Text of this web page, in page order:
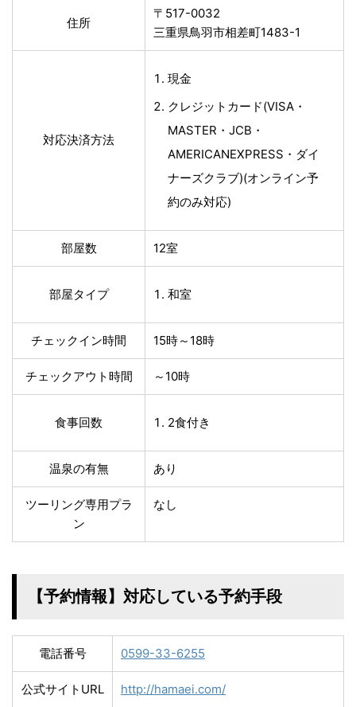
住所
〒517-0032
三重県鳥羽市相差町1483-1
対応決済方法
現金
クレジットカード(VISA・
MASTER・JCB・
AMERICANEXPRESS・ダイ
ナーズクラブ)(オンライン予
約のみ対応)
部屋数 12室
部屋タイプ 和室
チェックイン時間 15時～18時
チェックアウト時間 ～10時
食事回数 2食付き
温泉の有無 あり
ツーリング専用プラ
ン
なし
【予約情報】対応している予約手段
電話番号 0599-33-6255
公式サイトURL http://hamaei.com/